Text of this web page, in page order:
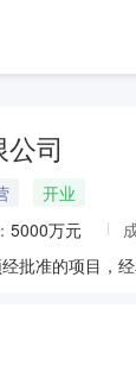
司
开业
5000万元
批准的项目，